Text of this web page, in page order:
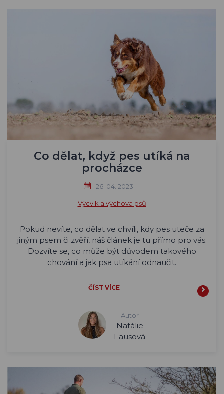
Co dělat, když pes utíká na
procházce
26. 04. 2023
Výcvik a výchova psů
Pokud nevíte, co dělat ve chvíli, kdy pes uteče za
jiným psem či zvěří, náš článek je tu přímo pro vás.
Dozvíte se, co může být důvodem takového
chování a jak psa utíkání odnaučit.
ČÍST VÍCE
Autor
Natálie
Fausová